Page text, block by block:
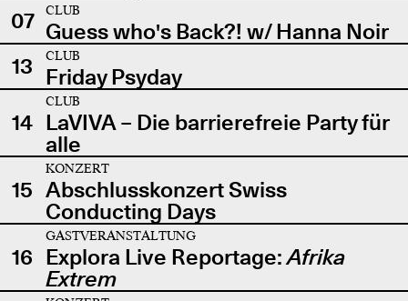
07
CLUB
Guess who's Back?! w/ Hanna Noir
13
CLUB
Friday Psyday
14
CLUB
LaVIVA – Die barrierefreie Party für
alle
15
KONZERT
Abschlusskonzert Swiss
Conducting Days
16
GASTVERANSTALTUNG
Explora Live Reportage:Afrika
Extrem